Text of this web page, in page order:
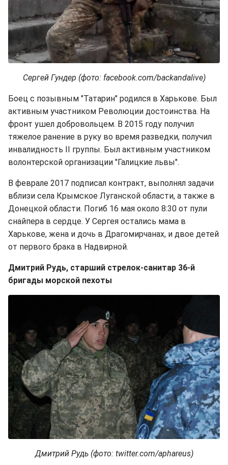
Сергей Гундер (фото: facebook.com/backandalive)
Боец с позывным "Татарин" родился в Харькове. Был
активным участником Революции достоинства. На
фронт ушел добровольцем. В 2015 году получил
тяжелое ранение в руку во время разведки, получил
инвалидность II группы. Был активным участником
волонтерской организации "Галицкие львы".
В феврале 2017 подписал контракт, выполнял задачи
вблизи села Крымское Луганской области, а также в
Донецкой области. Погиб 16 мая около 8:30 от пули
снайпера в сердце. У Сергея остались мама в
Харькове, жена и дочь в Драгомирчанах, и двое детей
от первого брака в Надвирной.
Дмитрий Рудь, старший стрелок-санитар 36-й
бригады морской пехоты
Дмитрий Рудь (фото: twitter.com/aphareus)